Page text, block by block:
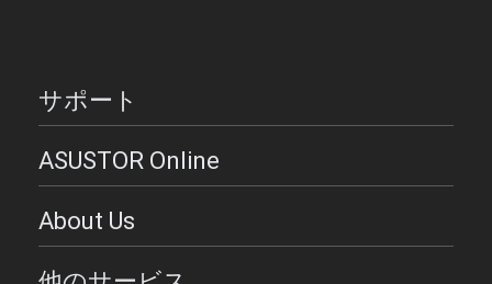
サポート
ASUSTOR Online
About Us